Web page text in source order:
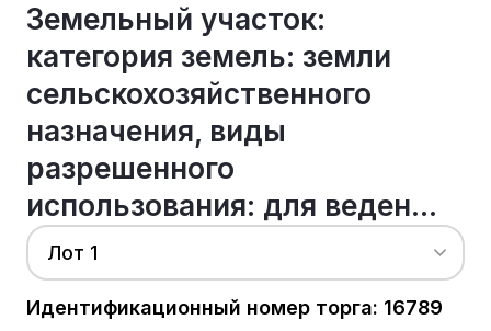
Земельный участок:
категория земель: земли
сельскохозяйственного
назначения, виды
разрешенного
использования: для веден...
Лот 1
Идентификационный номер торга: 16789